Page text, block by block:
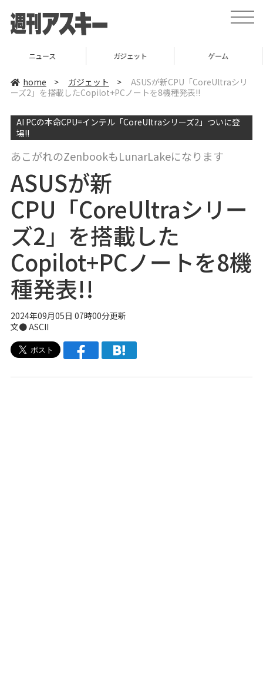
t
o
v
o
ガジェット ゲーム グルメ
home > ガジェット >
ASUSが新CPU「CoreUltraシリ
ーズ2」を搭載したCopilot+PCノートを8機種発表!!
AI PCの本命CPU=インテル「CoreUltraシリーズ2」ついに登
場!!
あこがれのZenbookもLunarLakeになります
ASUSが新
CPU「CoreUltraシリー
ズ2」を搭載した
Copilot+PCノートを8機
種発表!!
2024年09月05日 07時00分更新
文● ASCII